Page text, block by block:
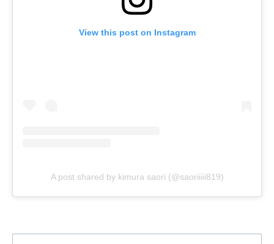
View this post on Instagram
A post shared by kimura saori (@saoriiiii819)